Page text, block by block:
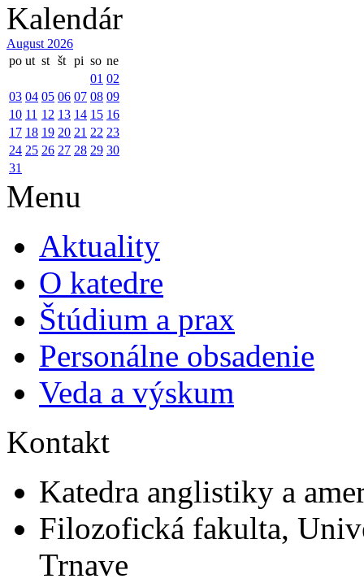
Kalendár
August 2026
po ut st št pi so ne
01 02
03 04 05 06 07 08 09
10 11 12 13 14 15 16
17 18 19 20 21 22 23
24 25 26 27 28 29 30
31
Menu
Aktuality
O katedre
Štúdium a prax
Personálne obsadenie
Veda a výskum
Kontakt
Katedra anglistiky a
Filozofická fakulta,
Trnave